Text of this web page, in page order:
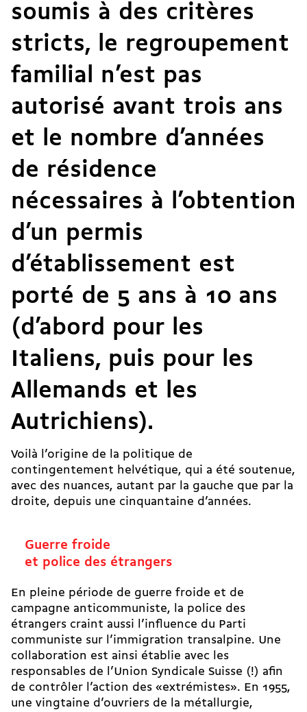
soumis à des critères
stricts, le regroupement
familial n’est pas
autorisé avant trois ans
et le nombre d’années
de résidence
nécessaires à l’obtention
d’un permis
d’établissement est
porté de 5 ans à 10 ans
(d’abord pour les
Italiens, puis pour les
Allemands et les
Autrichiens).
Voilà l’origine de la politique de
contingentement helvétique, qui a été soutenue,
avec des nuances, autant par la gauche que par la
droite, depuis une cinquantaine d’années.
Guerre froide
et police des étrangers
En pleine période de guerre froide et de
campagne anticommuniste, la police des
étrangers craint aussi l’influence du Parti
communiste sur l’immigration transalpine. Une
collaboration est ainsi établie avec les
responsables de l’Union Syndicale Suisse (!) afin
de contrôler l’action des «extrémistes». En 1955,
une vingtaine d’ouvriers de la métallurgie,